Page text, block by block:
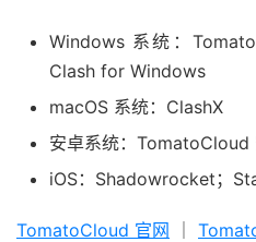
Windows 系统：
Clash for Windows
macOS 系统：ClashX
安卓系统：TomatoCloud
iOS：Shadowrocket；
TomatoCloud 官网